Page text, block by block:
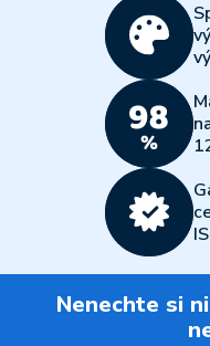
Nenechte si